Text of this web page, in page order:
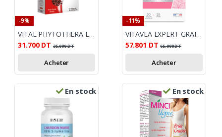
-9%
VITAL PHYTOTHERA LEVURE DE RIZ ROUGE 60 GELULES
31.700 DT 35.000DT
Acheter
-11%
VITAVEA EXPERT GRAISSES ET SUCRES 40 GELULES
57.801 DT 65.000DT
Acheter
En stock En stock